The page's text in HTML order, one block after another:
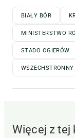
BIAŁY BÓR
MINISTERSTWO
STADO OGIERÓW
Więcej z tej